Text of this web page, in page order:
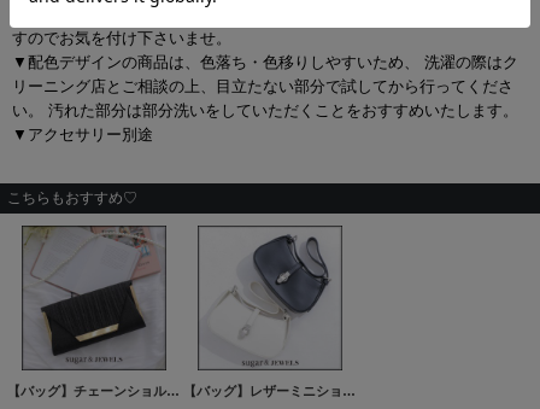
擦）や、汗や雨などでぬれた時は他の衣料等に移染する場合がございま
すのでお気を付け下さいませ。
▼配色デザインの商品は、色落ち・色移りしやすいため、 洗濯の際はク
リーニング店とご相談の上、目立たない部分で試してから行ってくださ
い。 汚れた部分は部分洗いをしていただくことをおすすめいたします。
▼アクセサリー別途
こちらもおすすめ♡
【バッグ】チェーンショルダー2WAYクラッチバック【Fサイズ/1カラー】[OF03] 【バッグ】レザーミニショルダーバッグ【2カラー】[OF03]